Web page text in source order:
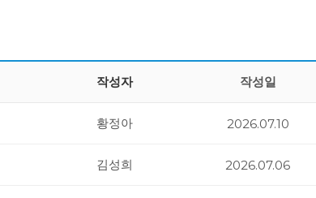
작성자 작성일
황정아 2026.07.10
김성희 2026.07.06